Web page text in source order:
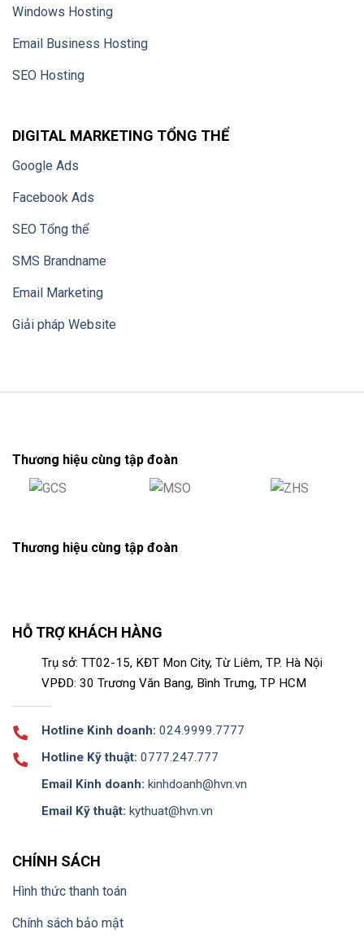
Windows Hosting
Email Business Hosting
SEO Hosting
DIGITAL MARKETING TỔNG THỂ
Google Ads
Facebook Ads
SEO Tổng thể
SMS Brandname
Email Marketing
Giải pháp Website
Thương hiệu cùng tập đoàn
Thương hiệu cùng tập đoàn
HỖ TRỢ KHÁCH HÀNG
Trụ sở: TT02-15, KĐT Mon City, Từ Liêm, TP. Hà Nội
VPĐD: 30 Trương Văn Bang, Bình Trưng, TP HCM
Hotline Kinh doanh: 024.9999.7777
Hotline Kỹ thuật: 0777.247.777
Email Kinh doanh: kinhdoanh@hvn.vn
Email Kỹ thuật: kythuat@hvn.vn
CHÍNH SÁCH
Hình thức thanh toán
Chính sách bảo mật